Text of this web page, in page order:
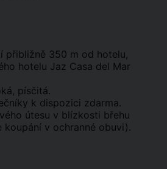
přibližně 350 m od hotelu,
hotelu Jaz Casa del Mar
písčitá.
k dispozici zdarma.
útesu v blízkosti břehu
koupání v ochranné obuvi).